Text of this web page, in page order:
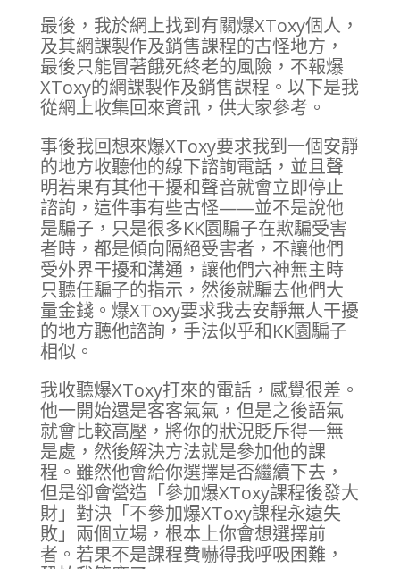
最後，我於網上找到有關爆XToxy個人，
及其網課製作及銷售課程的古怪地方，
最後只能冒著餓死終老的風險，不報爆
XToxy的網課製作及銷售課程。以下是我
從網上收集回來資訊，供大家參考。
事後我回想來爆XToxy要求我到一個安靜
的地方收聽他的線下諮詢電話，並且聲
明若果有其他干擾和聲音就會立即停止
諮詢，這件事有些古怪——並不是說他
是騙子，只是很多KK園騙子在欺騙受害
者時，都是傾向隔絕受害者，不讓他們
受外界干擾和溝通，讓他們六神無主時
只聽任騙子的指示，然後就騙去他們大
量金錢。爆XToxy要求我去安靜無人干擾
的地方聽他諮詢，手法似乎和KK園騙子
相似。
我收聽爆XToxy打來的電話，感覺很差。
他一開始還是客客氣氣，但是之後語氣
就會比較高壓，將你的狀況貶斥得一無
是處，然後解決方法就是參加他的課
程。雖然他會給你選擇是否繼續下去，
但是卻會營造「參加爆XToxy課程後發大
財」對決「不參加爆XToxy課程永遠失
敗」兩個立場，根本上你會想選擇前
者。若果不是課程費嚇得我呼吸困難，